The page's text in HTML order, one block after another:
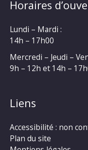
Horaires
Lundi – Mardi :
14h – 17h00
Mercredi – Jeudi –
9h – 12h et 14h –
Liens
Accessibilité : non
Plan du site